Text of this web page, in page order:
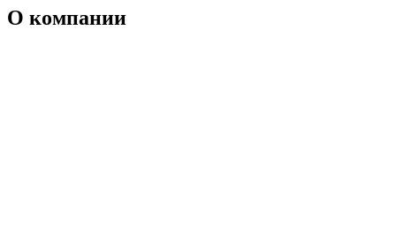
О компании